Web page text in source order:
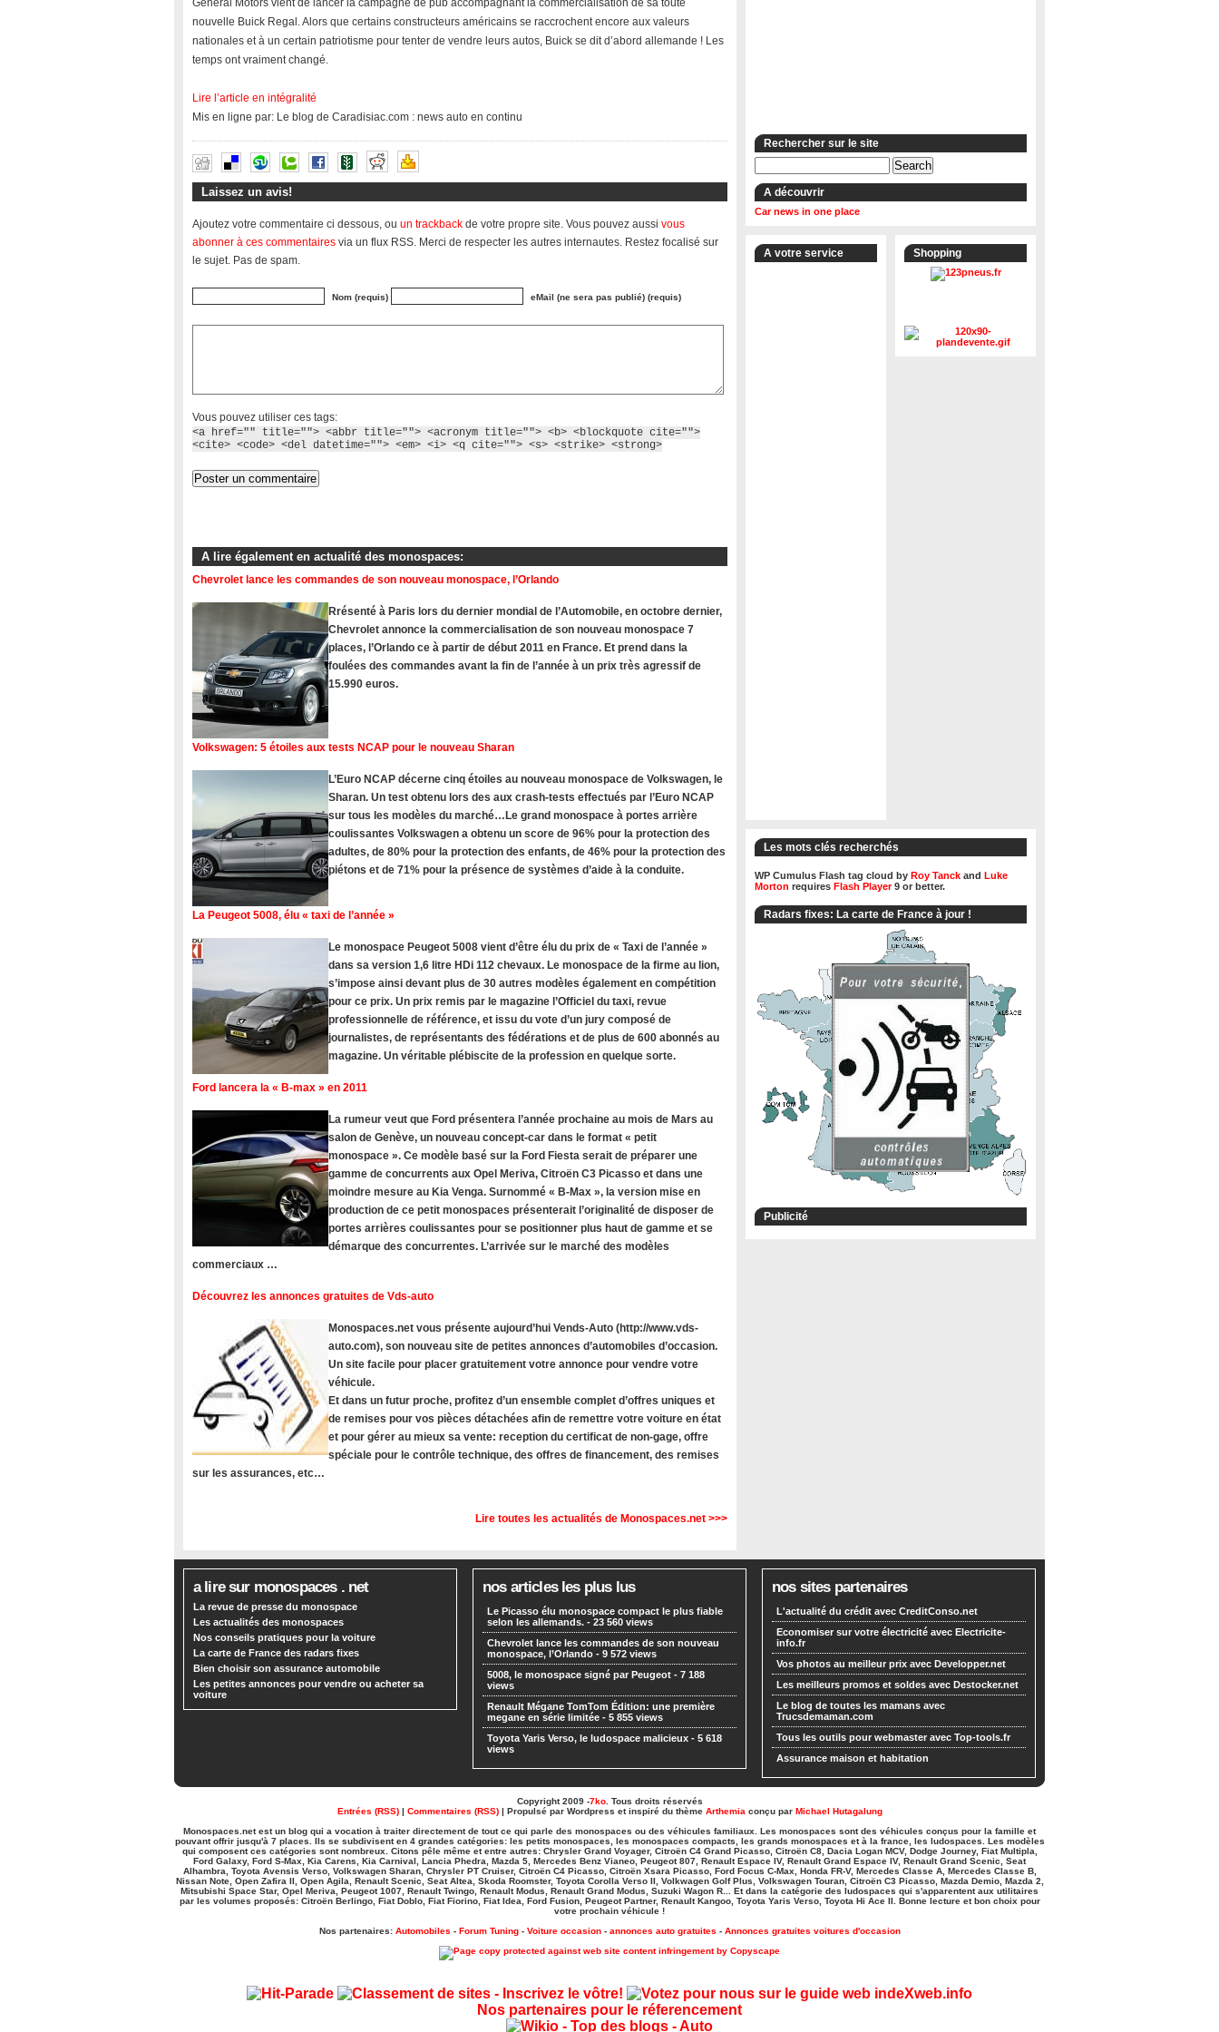
General Motors vient de lancer la campagne de pub accompagnant la commercialisation de sa toute
nouvelle Buick Regal. Alors que certains constructeurs américains se raccrochent encore aux valeurs
nationales et à un certain patriotisme pour tenter de vendre leurs autos, Buick se dit d’abord allemande ! Les
temps ont vraiment changé.
Lire l’article en intégralité
Mis en ligne par: Le blog de Caradisiac.com : news auto en continu
Laissez un avis!
Ajoutez votre commentaire ci dessous, ou un trackback de votre propre site. Vous pouvez aussi vous
abonner à ces commentaires via un flux RSS. Merci de respecter les autres internautes. Restez focalisé sur
le sujet. Pas de spam.
Nom (requis) eMail (ne sera pas publié) (requis)
Vous pouvez utiliser ces tags:
<a href="" title=""> <abbr title=""> <acronym title=""> <b> <blockquote cite="">
<cite> <code> <del datetime=""> <em> <i> <q cite=""> <s> <strike> <strong>
A lire également en actualité des monospaces:
Chevrolet lance les commandes de son nouveau monospace, l’Orlando
Rrésenté à Paris lors du dernier mondial de l’Automobile, en octobre dernier,
Chevrolet annonce la commercialisation de son nouveau monospace 7
places, l’Orlando ce à partir de début 2011 en France. Et prend dans la
foulées des commandes avant la fin de l’année à un prix très agressif de
15.990 euros.
Volkswagen: 5 étoiles aux tests NCAP pour le nouveau Sharan
L’Euro NCAP décerne cinq étoiles au nouveau monospace de Volkswagen, le
Sharan. Un test obtenu lors des aux crash-tests effectués par l’Euro NCAP
sur tous les modèles du marché…Le grand monospace à portes arrière
coulissantes Volkswagen a obtenu un score de 96% pour la protection des
adultes, de 80% pour la protection des enfants, de 46% pour la protection des
piétons et de 71% pour la présence de systèmes d’aide à la conduite.
La Peugeot 5008, élu « taxi de l’année »
Le monospace Peugeot 5008 vient d’être élu du prix de « Taxi de l’année »
dans sa version 1,6 litre HDi 112 chevaux. Le monospace de la firme au lion,
s’impose ainsi devant plus de 30 autres modèles également en compétition
pour ce prix. Un prix remis par le magazine l’Officiel du taxi, revue
professionnelle de référence, et issu du vote d’un jury composé de
journalistes, de représentants des fédérations et de plus de 600 abonnés au
magazine. Un véritable plébiscite de la profession en quelque sorte.
Ford lancera la « B-max » en 2011
La rumeur veut que Ford présentera l’année prochaine au mois de Mars au
salon de Genève, un nouveau concept-car dans le format « petit
monospace ». Ce modèle basé sur la Ford Fiesta serait de préparer une
gamme de concurrents aux Opel Meriva, Citroën C3 Picasso et dans une
moindre mesure au Kia Venga. Surnommé « B-Max », la version mise en
production de ce petit monospaces présenterait l’originalité de disposer de
portes arrières coulissantes pour se positionner plus haut de gamme et se
démarque des concurrentes. L’arrivée sur le marché des modèles
commerciaux …
Découvrez les annonces gratuites de Vds-auto
Monospaces.net vous présente aujourd’hui Vends-Auto (http://www.vds-
auto.com), son nouveau site de petites annonces d’automobiles d’occasion.
Un site facile pour placer gratuitement votre annonce pour vendre votre
véhicule.
Et dans un futur proche, profitez d’un ensemble complet d’offres uniques et
de remises pour vos pièces détachées afin de remettre votre voiture en état
et pour gérer au mieux sa vente: reception du certificat de non-gage, offre
spéciale pour le contrôle technique, des offres de financement, des remises
sur les assurances, etc…
Lire toutes les actualités de Monospaces.net >>>
Rechercher sur le site
A découvrir
Car news in one place
A votre service Shopping
Les mots clés recherchés
WP Cumulus Flash tag cloud by Roy Tanck and Luke
Morton requires Flash Player9 or better.
Radars fixes: La carte de France à jour !
Publicité
a lire sur monospaces . net
La revue de presse du monospace
Les actualités des monospaces
Nos conseils pratiques pour la voiture
La carte de France des radars fixes
Bien choisir son assurance automobile
Les petites annonces pour vendre ou acheter sa
voiture
nos articles les plus lus
Le Picasso élu monospace compact le plus fiable
selon les allemands. - 23 560 views
Chevrolet lance les commandes de son nouveau
monospace, l’Orlando - 9 572 views
5008, le monospace signé par Peugeot - 7 188
views
Renault Mégane TomTom Édition: une première
megane en série limitée - 5 855 views
Toyota Yaris Verso, le ludospace malicieux - 5 618
views
nos sites partenaires
L'actualité du crédit avec CreditConso.net
Economiser sur votre électricité avec Electricite-
info.fr
Vos photos au meilleur prix avec Developper.net
Les meilleurs promos et soldes avec Destocker.net
Le blog de toutes les mamans avec
Trucsdemaman.com
Tous les outils pour webmaster avec Top-tools.fr
Assurance maison et habitation
Copyright 2009 -7ko. Tous droits réservés
Entrées (RSS)| Commentaires (RSS)| Propulsé par Wordpress et inspiré du thème Arthemia conçu par Michael Hutagalung
Monospaces.net est un blog qui a vocation à traiter directement de tout ce qui parle des monospaces ou des véhicules familiaux. Les monospaces sont des véhicules conçus pour la famille et
pouvant offrir jusqu'à 7 places. Ils se subdivisent en 4 grandes catégories: les petits monospaces, les monospaces compacts, les grands monospaces et à la france, les ludospaces. Les modèles
qui composent ces catégories sont nombreux. Citons pêle même et entre autres: Chrysler Grand Voyager, Citroën C4 Grand Picasso, Citroën C8, Dacia Logan MCV, Dodge Journey, Fiat Multipla,
Ford Galaxy, Ford S-Max, Kia Carens, Kia Carnival, Lancia Phedra, Mazda 5, Mercedes Benz Vianeo, Peugeot 807, Renault Espace IV, Renault Grand Espace IV, Renault Grand Scenic, Seat
Alhambra, Toyota Avensis Verso, Volkswagen Sharan, Chrysler PT Cruiser, Citroën C4 Picasso, Citroën Xsara Picasso, Ford Focus C-Max, Honda FR-V, Mercedes Classe A, Mercedes Classe B,
Nissan Note, Open Zafira II, Open Agila, Renault Scenic, Seat Altea, Skoda Roomster, Toyota Corolla Verso II, Volkwagen Golf Plus, Volkswagen Touran, Citroën C3 Picasso, Mazda Demio, Mazda 2,
Mitsubishi Space Star, Opel Meriva, Peugeot 1007, Renault Twingo, Renault Modus, Renault Grand Modus, Suzuki Wagon R... Et dans la catégorie des ludospaces qui s'apparentent aux utilitaires
par les volumes proposés: Citroën Berlingo, Fiat Doblo, Fiat Fiorino, Fiat Idea, Ford Fusion, Peugeot Partner, Renault Kangoo, Toyota Yaris Verso, Toyota Hi Ace II. Bonne lecture et bon choix pour
votre prochain véhicule !
Nos partenaires: Automobiles - Forum Tuning- Voiture occasion- annonces auto gratuites - Annonces gratuites voitures d'occasion
Nos partenaires pour le réferencement